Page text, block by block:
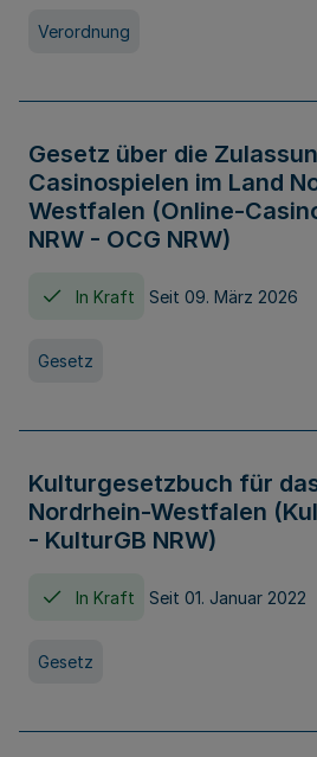
Verordnung
Gesetz über die
Casinospielen im Land
Westfalen (Online-
NRW - OCG NRW)
In Kraft Seit 09. März 2026
Gesetz
Kulturgesetzbuch für
Nordrhein-Westfalen
- KulturGB NRW)
In Kraft Seit 01. Januar 2022
Gesetz